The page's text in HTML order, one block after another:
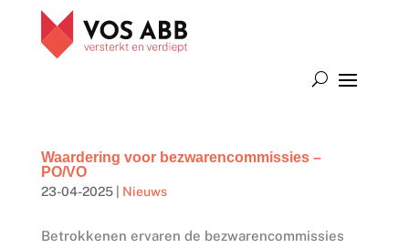
Waardering voor bezwarencommissies –
PO/VO
23-04-2025| Nieuws
Betrokkenen ervaren de bezwarencommissies